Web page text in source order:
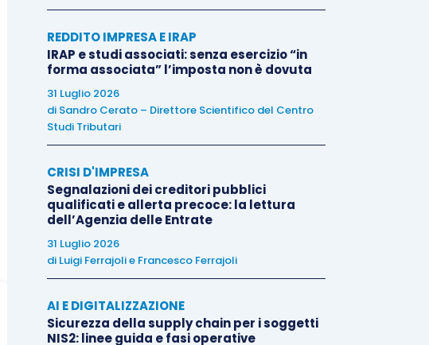
REDDITO IMPRESA E IRAP
IRAP e studi associati: senza esercizio “in
forma associata” l’imposta non è dovuta
31 Luglio 2026
di Sandro Cerato – Direttore Scientifico del Centro
Studi Tributari
CRISI D'IMPRESA
Segnalazioni dei creditori pubblici
qualificati e allerta precoce: la lettura
dell’Agenzia delle Entrate
31 Luglio 2026
di Luigi Ferrajolie Francesco Ferrajoli
AI E DIGITALIZZAZIONE
Sicurezza della supply chain per i soggetti
NIS2: linee guida e fasi operative